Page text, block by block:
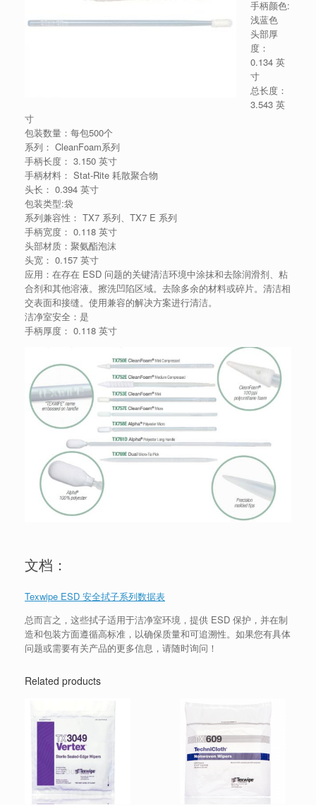
手柄颜色:
浅蓝色
头部厚
度：
0.134 英
寸
总长度：
3.543 英
寸
包装数量：每包500个
系列： CleanFoam系列
手柄长度： 3.150 英寸
手柄材料： Stat-Rite 耗散聚合物
头长： 0.394 英寸
包装类型:袋
系列兼容性： TX7 系列、TX7 E 系列
手柄宽度： 0.118 英寸
头部材质：聚氨酯泡沫
头宽： 0.157 英寸
应用：在存在 ESD 问题的关键清洁环境中涂抹和去除润滑剂、粘
合剂和其他溶液。擦洗凹陷区域。去除多余的材料或碎片。清洁相
交表面和接缝。使用兼容的解决方案进行清洁。
洁净室安全：是
手柄厚度： 0.118 英寸
文档：
Texwipe ESD 安全拭子系列数据表
总而言之，这些拭子适用于洁净室环境，提供 ESD 保护，并在制
造和包装方面遵循高标准，以确保质量和可追溯性。如果您有具体
问题或需要有关产品的更多信息，请随时询问！
Related products